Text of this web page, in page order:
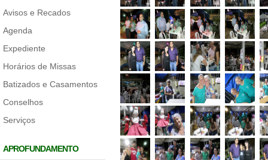
Avisos e Recados
Agenda
Expediente
Horários de Missas
Batizados e Casamentos
Conselhos
Serviços
APROFUNDAMENTO